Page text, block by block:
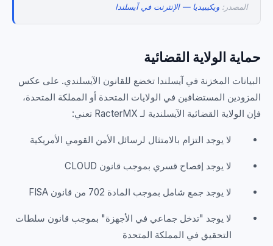
المصدر: ويكيبيديا — الإنترنت في آيسلندا
حماية الولاية القضائية
البيانات المخزنة في آيسلندا تخضع للقانون الآيسلندي. على عكس
المزودين المستضافين في الولايات المتحدة أو المملكة المتحدة،
فإن الولاية القضائية الآيسلندية لـ RacterMX تعني:
لا يوجد التزام بالامتثال لرسائل الأمن القومي الأمريكية
لا يوجد إفصاح قسري بموجب قانون CLOUD
لا يوجد جمع شامل بموجب المادة 702 من قانون FISA
لا يوجد "تدخل جماعي في الأجهزة" بموجب قانون سلطات
التحقيق في المملكة المتحدة